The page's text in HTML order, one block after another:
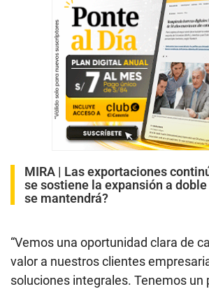
MIRA | Las exportaciones
se sostiene la expansión a
se mantendrá?
“Vemos una oportunidad clara de
valor a nuestros clientes
soluciones integrales. Tenemos un